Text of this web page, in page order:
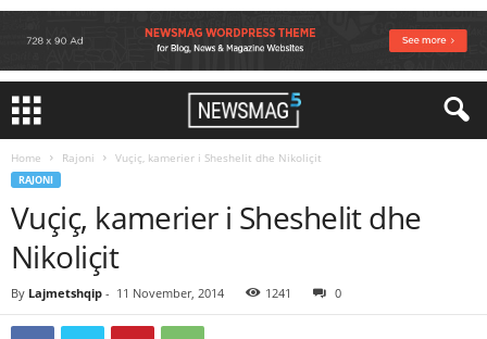
Home Rajoni Vuçiç, kamerier i Sheshelit dhe Nikoliçit
RAJONI
Vuçiç, kamerier i Sheshelit dhe
Nikoliçit
By Lajmetshqip - 11 November, 2014 1241 0